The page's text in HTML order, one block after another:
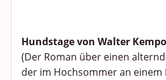
Hundstage von Walter
(Der Roman über einen
der im Hochsommer an einem